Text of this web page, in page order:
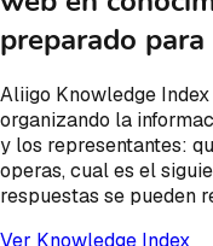
preparado para
Aliigo Knowledge
organizando la
y los representantes:
operas, cual es el
respuestas se pueden